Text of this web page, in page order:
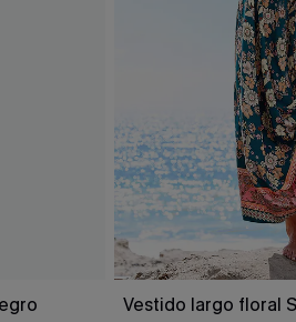
Vestido largo floral